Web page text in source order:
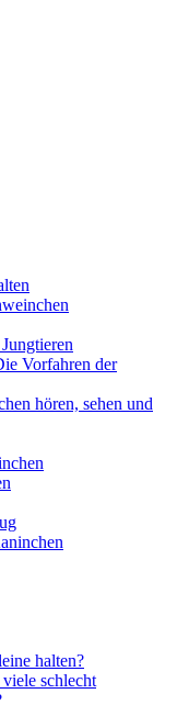
Vorfahren der
hören, sehen und
halten?
schlecht